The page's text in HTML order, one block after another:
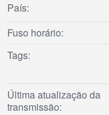
País:
Fuso horário:
Tags:
Última atualização da
transmissão: